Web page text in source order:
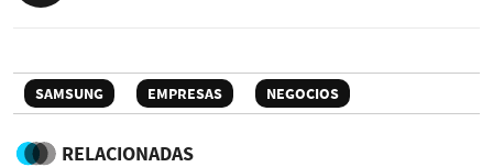
SAMSUNG EMPRESAS NEGOCIOS
RELACIONADAS